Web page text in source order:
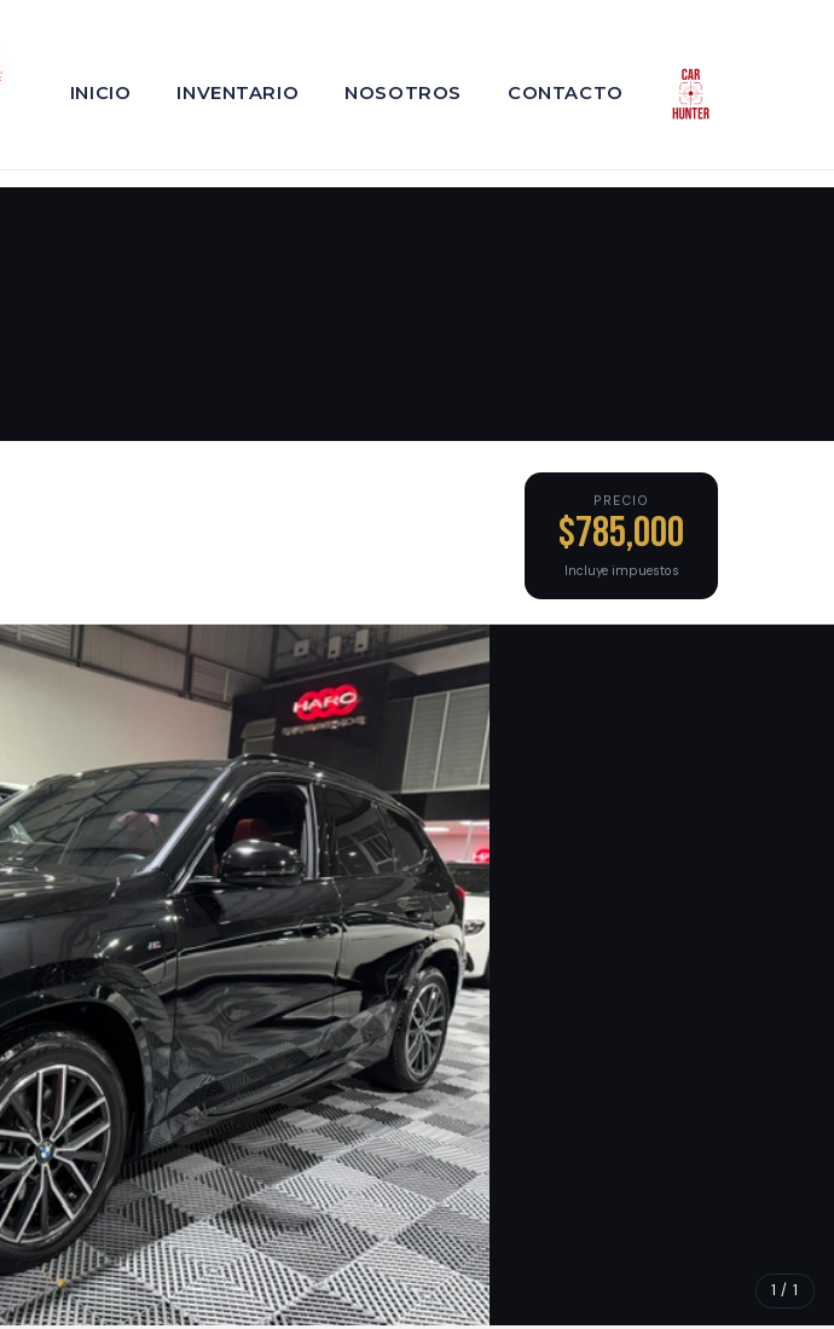
INICIO INVENTARIO NOSOTROS CONTACTO
PRECIO
$785,000
Incluye impuestos
1 / 1